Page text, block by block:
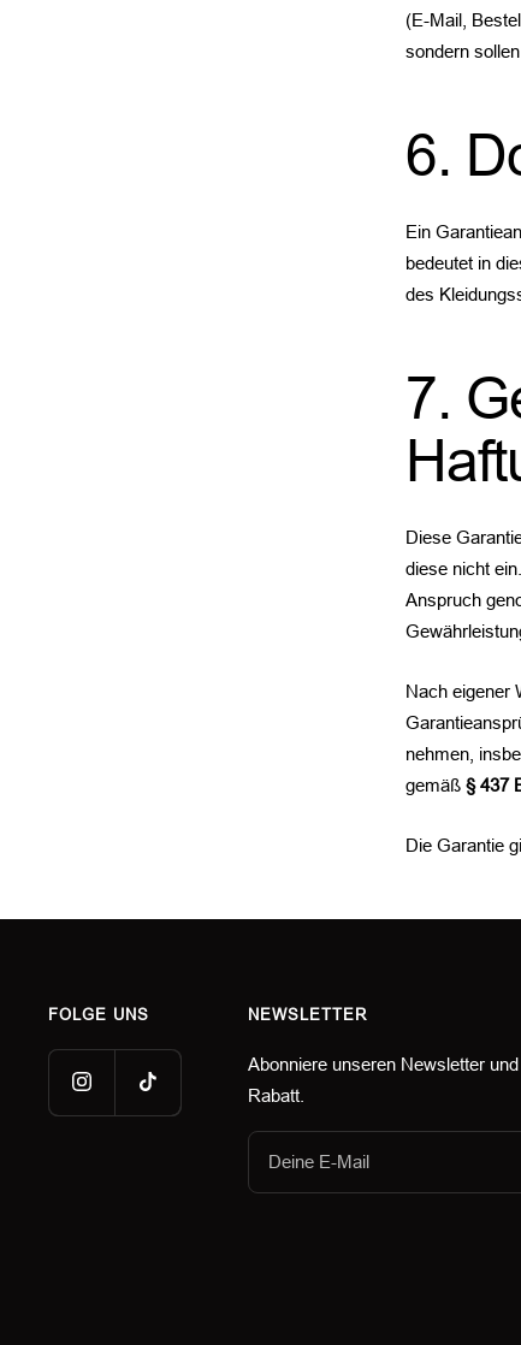
(E-Mail,
sondern
6.
Ein
bedeutet in
des
7.
Diese
diese nicht
Anspruch
Nach eigener
nehmen,
gemäß § 437
Die Garantie
FOLGE UNS NEWSLETTER
Abonniere unseren Newsletter
Rabatt.
Deine E-Mail